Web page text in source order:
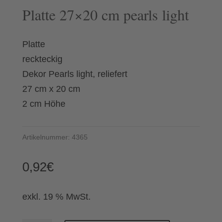
Platte 27×20 cm pearls light
Platte
reckteckig
Dekor Pearls light, reliefert
27 cm x 20 cm
2 cm Höhe
Artikelnummer: 4365
0,92€
exkl. 19 % MwSt.